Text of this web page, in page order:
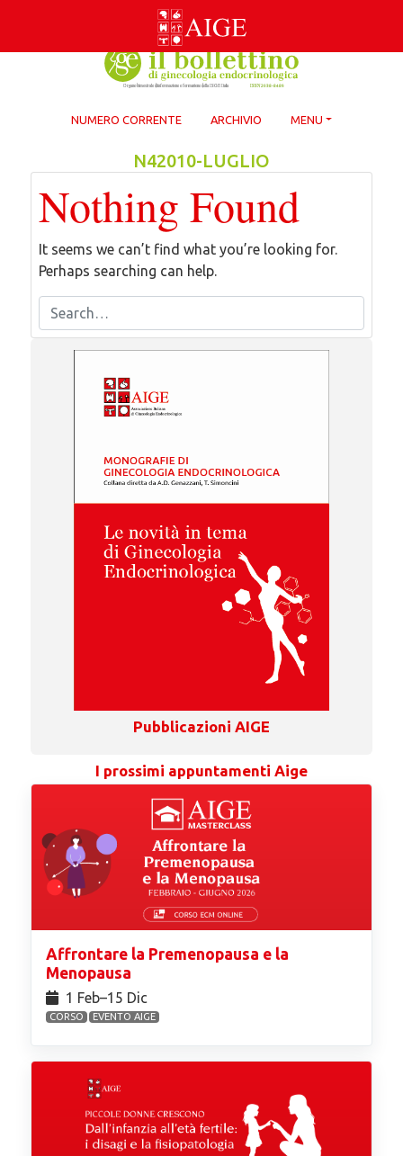
NUMERO CORRENTE ARCHIVIO MENU
N42010-LUGLIO
Nothing Found
It seems we can’t find what you’re looking for.
Perhaps searching can help.
Pubblicazioni AIGE
I prossimi appuntamenti Aige
Affrontare la Premenopausa e la
Menopausa
1 Feb⁠–15 Dic
CORSO EVENTO AIGE